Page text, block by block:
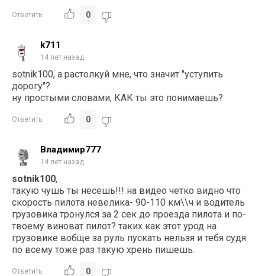
Ответить 0
k711
14 лет назад
sotnik100, а растолкуй мне, что значит "уступить
дорогу"?
ну простыми словами, КАК ты это понимаешь?
Ответить 0
Владимир777
14 лет назад
sotnik100,
такую чушь ты несешь!!! на видео четко видно что
скорость пилота невелика- 90-110 км\\ч и водитель
грузовика тронулся за 2 сек до проезда пилота и по-
твоему виноват пилот? таких как этот урод на
грузовике вобще за руль пускать нельзя и тебя судя
по всему тоже раз такую хрень пишешь.
Ответить 0